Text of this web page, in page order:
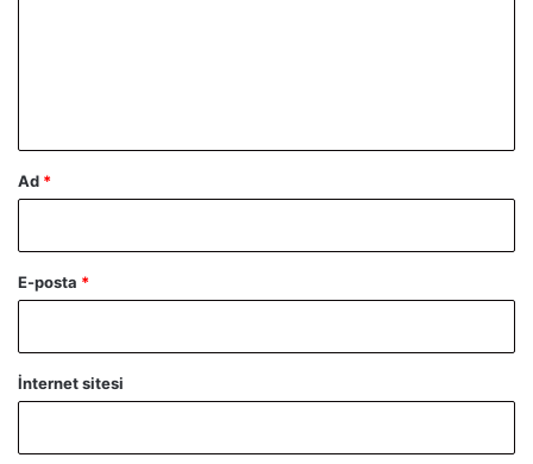
Ad *
E-posta *
İnternet sitesi